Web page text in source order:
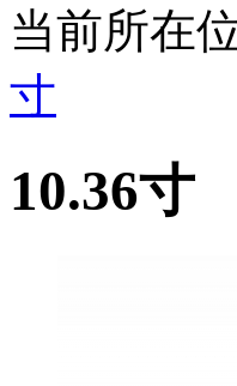
当前所在
寸
10.36寸